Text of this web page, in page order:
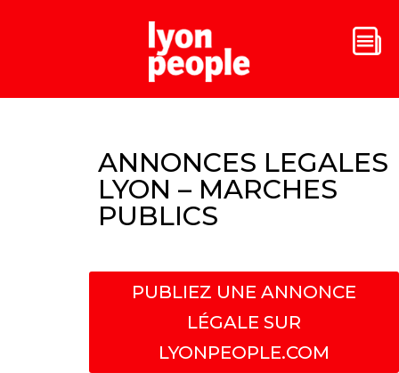
ANNONCES LEGALES
LYON – MARCHES
PUBLICS
PUBLIEZ UNE ANNONCE
LÉGALE SUR
LYONPEOPLE.COM